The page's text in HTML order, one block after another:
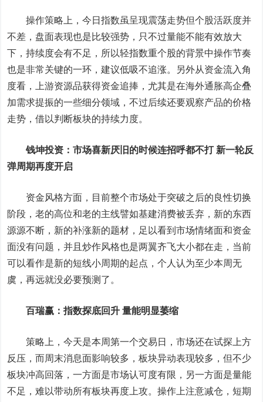
操作策略上，今日指数虽呈现震荡走势但个股活跃度并
不差，盘面表现也是比较强势，只不过量能不能有效放大
下，持续度会有不足，所以轻指数重个股的背景中操作节奏
也是非常关键的一环，建议低吸不追涨。另外从资金流入角
度看，上游资源品获得资金追捧，尤其是在海外通胀高企叠
加需求提振的一些细分领域，不过后续还要观察产品的价格
走势，借以判断板块的持续力度。
钱坤投资：市场喜新厌旧的时候连招呼都不打 新一轮反
弹周期再度开启
资金风格方面，目前整个市场处于突破之后的良性切换
阶段，老的高位和老的主线譬如基建消费被丢弃，新的东西
源源不断，新的补涨新的题材，足以看到市场情绪面和资金
面没有问题，并且炒作风格也是两翼齐飞大小都在走，当前
可以看作是新的短线小周期的起点，个人认为至少本周无
虞，再远就没必要预测了。
百瑞赢：指数探底回升 量能明显萎缩
策略上，今天是本周第一个交易日，市场还在试探上方
反压，而周末消息面影响较多，板块异动表现较多，但不少
板块冲高回落，一方面是市场认可度有限，另一方面是量能
不足，难以带动所有板块再度上攻。操作上注意减仓，短期